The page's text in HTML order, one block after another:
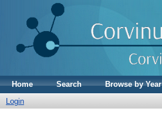
Home Search Browse by Year
Login